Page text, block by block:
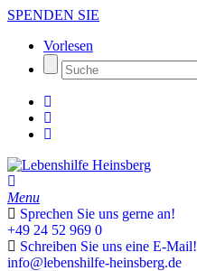
SPENDEN SIE
Vorlesen
Menu
Sprechen Sie uns gerne an!
+49 24 52 969 0
Schreiben Sie uns eine E-Mail!
info@lebenshilfe-heinsberg.de